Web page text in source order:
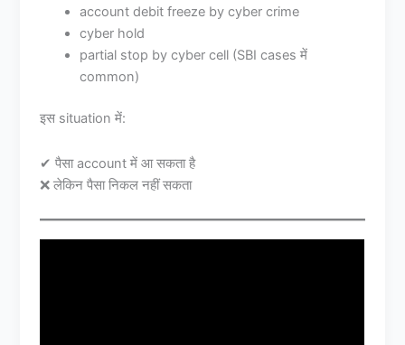
account debit freeze by cyber crime
cyber hold
partial stop by cyber cell (SBI cases में
common)
इस situation में:
✔ पैसा account में आ सकता है
❌ लेकिन पैसा निकल नहीं सकता